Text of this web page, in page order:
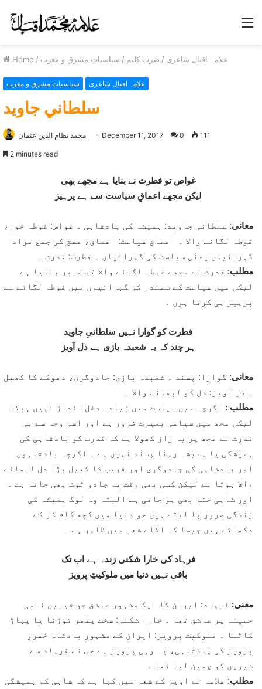
Home / علامہ اقبال شاعری / ضرب کلیم / سیاسیات مشرق و مغرب
سیاسیات مشرق و مغرب علامہ اقبال شاعری
سلطاني جاويد
محمد نظام الدین عثمان December 11, 2017 0 111
2 minutes read
غواص تو فطرت نے بنایا ہے مجھے بھی
لیکن مجھے اعماقِ سیاست سے ہے پرہیز
معانی: سلطانی جاوید: ہمیشہ کی بادشاہی ۔ غواص: غوطہ خور،
غوطہ لگانے والا ۔ اعماق سیاست: اعماق، عمق کی جمع مراد
گہرائیاں یعنی سیاست کی گہرائیاں ۔ فطرت: قدرت ۔
مطلب: قدرت نے مجھے غوطہ لگانے والا تو ضرور بنایا ہے
لیکن میں سیاست کے سمندر کی گہرائیوں میں غوطہ لگانے سے
پرہیز ہی کرتا ہوں ۔
فطرت کو گوارا نہیں سلطانیِ جاوید
ہر چند کہ یہ شعبدہ بازی ہے دل آویز
معانی: گوارا: پسند ۔ شعبدہ بازی: جادوگری، دھوکے کا کھیل
۔ دل آویز: دل کو لبھانے والا ۔
مطلب : اگرچہ میں سیاست میں زیادہ دخل انداز نہیں ہوتا
لیکن مجھ میں سیاسی بصیرت ضرور ہے اور اسی وجہ سے ہی
قدرت نے مجھ پر یہ راز کھولا ہے کہ قدرت کو بادشاہی کی
ہمیشگی یا ہمیشہ رہنا پسند نہیں ہے ۔ اگرچہ بادشاہوں
اور بادشاہی کی جادوگری اور فریب کا کھیل بڑا دل لبھانے
والا ہوتا ہے لیکن کسی بھی وقت یہ جادو ٹوٹ بھی جاتا ہے ۔
اور شاہی ختم بھی ہو جاتی ہے البتہ وہ لوگ ہمیشہ کی
زندگی ضرور پا لیتے ہیں جو دنیا میں کچھ کام کر کے
دکھاتے ہیں جیسا کہ اگلے شعر میں ظاہر ہے ۔
فرہاد کی خارا شکنی زندہ ہے اب تک
باقی نہیں دنیا میں ملوکیتِ پرویز
معنی: فرہاد: ایران کا ایک مشہور عاشق جو شیریں نامی
حسینہ پر عاشق تھا ۔ خارا شکنی: سخت پتھر توڑنا یا پہاڑ
کاٹنا ۔ ملوکیت پرویز: ایران کے مشہور بادشاہ خسرو
پرویز کی پادشاہی، یہ وہی پرویز ہے جس نے فرہاد سے
شیریں کو چھین لیا تھا ۔
مطلب: علامہ نے اوپر کے شعر میں کہا ہے کہ شاہی کو ہمیشگی